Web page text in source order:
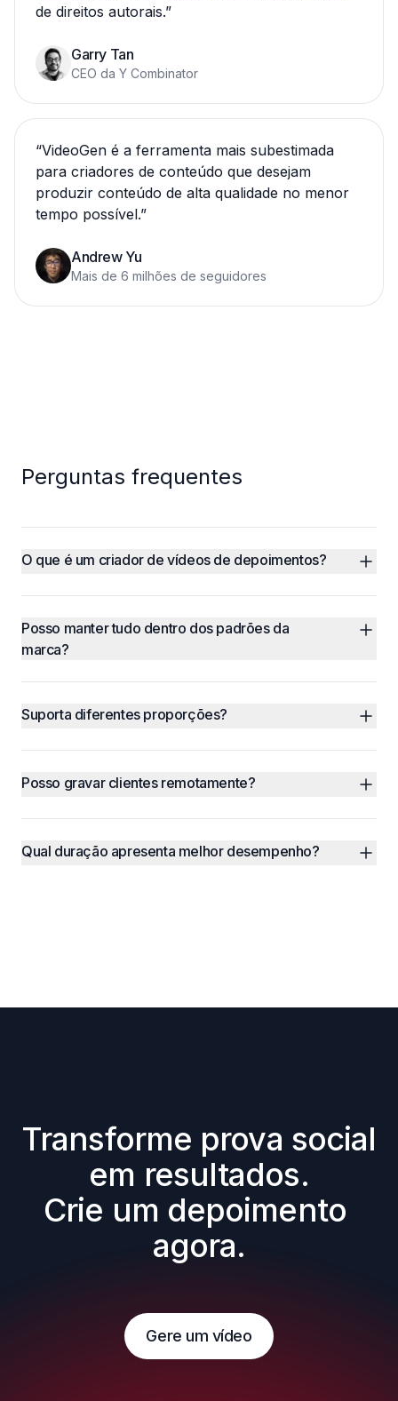
de direitos autorais.”
Garry Tan
CEO da Y Combinator
“VideoGen é a ferramenta mais subestimada
para criadores de conteúdo que desejam
produzir conteúdo de alta qualidade no menor
tempo possível.”
Andrew Yu
Mais de 6 milhões de seguidores
Perguntas frequentes
O que é um criador de vídeos de depoimentos?
Posso manter tudo dentro dos padrões da
marca?
Suporta diferentes proporções?
Posso gravar clientes remotamente?
Qual duração apresenta melhor desempenho?
Transforme prova social
em resultados.
Crie um depoimento
agora.
Gere um vídeo